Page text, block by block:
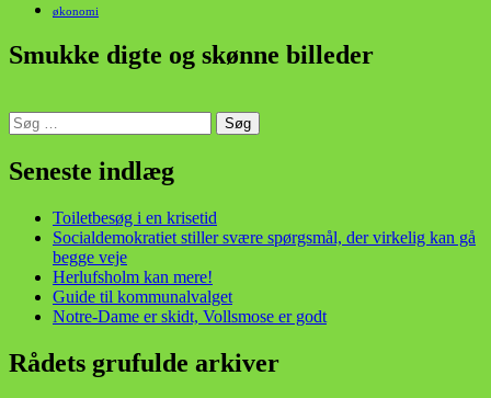
økonomi
Smukke digte og skønne billeder
Søg
efter:
Seneste indlæg
Toiletbesøg i en krisetid
Socialdemokratiet stiller svære spørgsmål, der virkelig kan gå
begge veje
Herlufsholm kan mere!
Guide til kommunalvalget
Notre-Dame er skidt, Vollsmose er godt
Rådets grufulde arkiver